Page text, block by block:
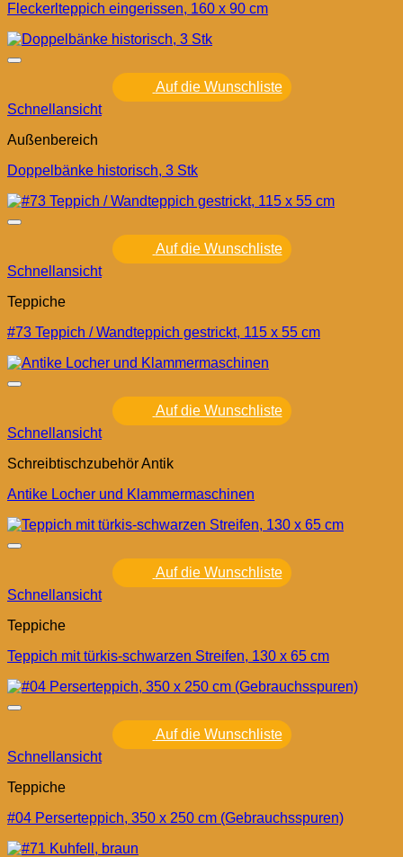
Fleckerlteppich eingerissen, 160 x 90 cm
Auf die Wunschliste
Schnellansicht
Außenbereich
Doppelbänke historisch, 3 Stk
Auf die Wunschliste
Schnellansicht
Teppiche
#73 Teppich / Wandteppich gestrickt, 115 x 55 cm
Auf die Wunschliste
Schnellansicht
Schreibtischzubehör Antik
Antike Locher und Klammermaschinen
Auf die Wunschliste
Schnellansicht
Teppiche
Teppich mit türkis-schwarzen Streifen, 130 x 65 cm
Auf die Wunschliste
Schnellansicht
Teppiche
#04 Perserteppich, 350 x 250 cm (Gebrauchsspuren)